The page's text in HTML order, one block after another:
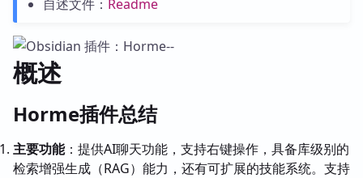
自述文件： Readme
概述
Horme插件总结
主要功能：提供AI聊天功能，支持右键操作，具备库级别的
检索增强生成（RAG）能力，还有可扩展的技能系统。支持